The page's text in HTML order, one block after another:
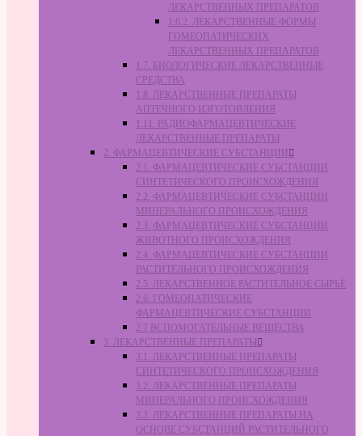
ЛЕКАРСТВЕННЫХ ПРЕПАРАТОВ
1.6.2. ЛЕКАРСТВЕННЫЕ ФОРМЫ
ГОМЕОПАТИЧЕСКИХ
ЛЕКАРСТВЕННЫХ ПРЕПАРАТОВ
1.7. БИОЛОГИЧЕСКИЕ ЛЕКАРСТВЕННЫЕ
СРЕДСТВА
1.8. ЛЕКАРСТВЕННЫЕ ПРЕПАРАТЫ
АПТЕЧНОГО ИЗГОТОВЛЕНИЯ
1.11. РАДИОФАРМАЦЕВТИЧЕСКИЕ
ЛЕКАРСТВЕННЫЕ ПРЕПАРАТЫ
2. ФАРМАЦЕВТИЧЕСКИЕ СУБСТАНЦИИ
2.1. ФАРМАЦЕВТИЧЕСКИЕ СУБСТАНЦИИ
СИНТЕТИЧЕСКОГО ПРОИСХОЖДЕНИЯ
2.2. ФАРМАЦЕВТИЧЕСКИЕ СУБСТАНЦИИ
МИНЕРАЛЬНОГО ПРОИСХОЖДЕНИЯ
2.3. ФАРМАЦЕВТИЧЕСКИЕ СУБСТАНЦИИ
ЖИВОТНОГО ПРОИСХОЖДЕНИЯ
2.4. ФАРМАЦЕВТИЧЕСКИЕ СУБСТАНЦИИ
РАСТИТЕЛЬНОГО ПРОИСХОЖДЕНИЯ
2.5. ЛЕКАРСТВЕННОЕ РАСТИТЕЛЬНОЕ СЫРЬЁ
2.6. ГОМЕОПАТИЧЕСКИЕ
ФАРМАЦЕВТИЧЕСКИЕ СУБСТАНЦИИ
2.7 ВСПОМОГАТЕЛЬНЫЕ ВЕЩЕСТВА
3. ЛЕКАРСТВЕННЫЕ ПРЕПАРАТЫ
3.1. ЛЕКАРСТВЕННЫЕ ПРЕПАРАТЫ
СИНТЕТИЧЕСКОГО ПРОИСХОЖДЕНИЯ
3.2. ЛЕКАРСТВЕННЫЕ ПРЕПАРАТЫ
МИНЕРАЛЬНОГО ПРОИСХОЖДЕНИЯ
3.3. ЛЕКАРСТВЕННЫЕ ПРЕПАРАТЫ НА
ОСНОВЕ СУБСТАНЦИЙ РАСТИТЕЛЬНОГО